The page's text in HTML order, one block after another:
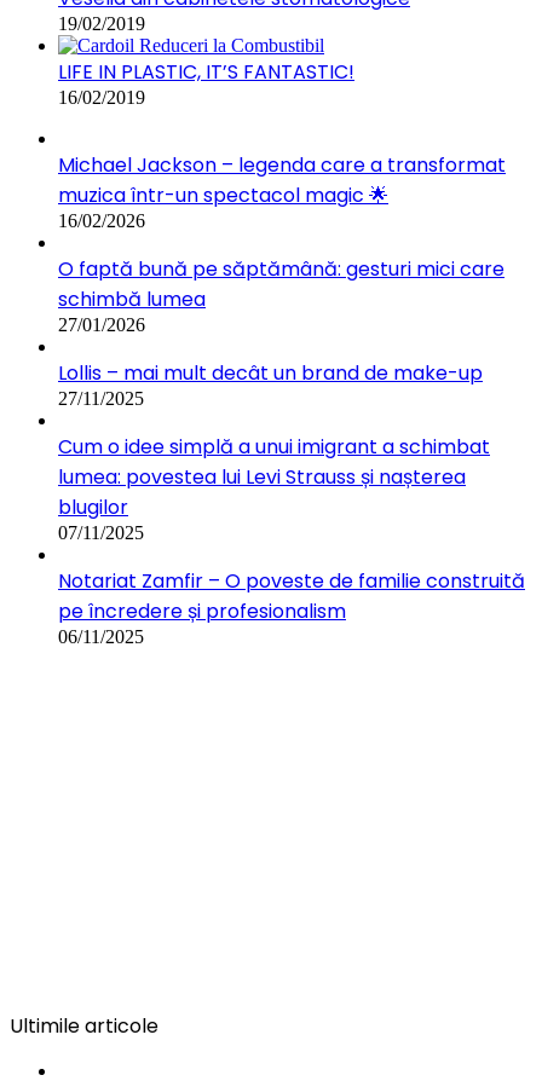
19/02/2019
LIFE IN PLASTIC, IT’S FANTASTIC!
16/02/2019
Michael Jackson – legenda care a transformat
muzica într-un spectacol magic 🌟
16/02/2026
O faptă bună pe săptămână: gesturi mici care
schimbă lumea
27/01/2026
Lollis – mai mult decât un brand de make-up
27/11/2025
Cum o idee simplă a unui imigrant a schimbat
lumea: povestea lui Levi Strauss și nașterea
blugilor
07/11/2025
Notariat Zamfir – O poveste de familie construită
pe încredere și profesionalism
06/11/2025
Ultimile articole